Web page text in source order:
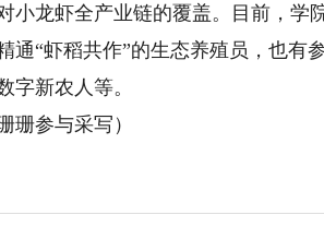
小龙虾全产业链的覆盖。目前，学
通“虾稻共作”的生态养殖员，也有
字新农人等。
参与采写）